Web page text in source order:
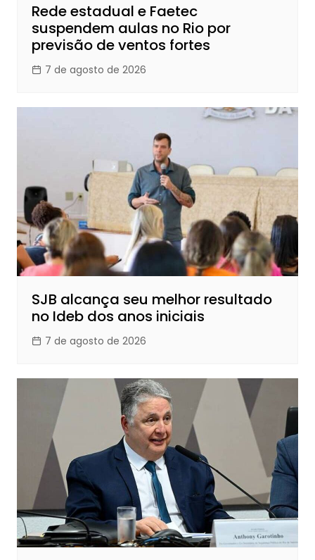
Rede estadual e Faetec
suspendem aulas no Rio por
previsão de ventos fortes
7 de agosto de 2026
SJB alcança seu melhor resultado
no Ideb dos anos iniciais
7 de agosto de 2026